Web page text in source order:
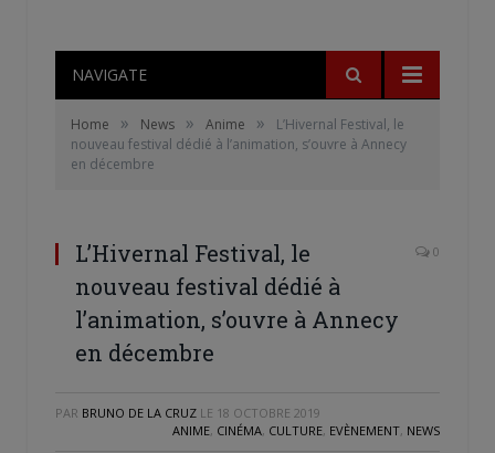
NAVIGATE
Home » News » Anime »
L’Hivernal Festival, le
nouveau festival dédié à l’animation, s’ouvre à Annecy
en décembre
L’Hivernal Festival, le
nouveau festival dédié à
l’animation, s’ouvre à Annecy
en décembre
0
PAR BRUNO DE LA CRUZ LE 18 OCTOBRE 2019
ANIME, CINÉMA, CULTURE, EVÈNEMENT, NEWS